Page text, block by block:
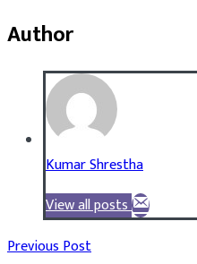
Author
Kumar Shrestha
View all posts
Previous Post